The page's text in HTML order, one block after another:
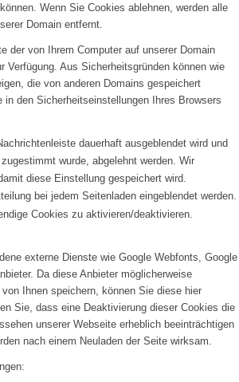
Wenn Sie Cookies ablehnen, werden alle
Domain entfernt.
der von Ihrem Computer auf unserer Domain
Verfügung. Aus Sicherheitsgründen können wie
die von anderen Domains gespeichert
in den Sicherheitseinstellungen Ihres Browsers
dauerhaft ausgeblendet wird und
wurde, abgelehnt werden. Wir
diese Einstellung gespeichert wird.
bei jedem Seitenladen eingeblendet werden.
Cookies zu aktivieren/deaktivieren.
externe Dienste wie Google Webfonts, Google
Da diese Anbieter möglicherweise
Ihnen speichern, können Sie diese hier
Sie, dass eine Deaktivierung dieser Cookies die
unserer Webseite erheblich beeinträchtigen
nach einem Neuladen der Seite wirksam.